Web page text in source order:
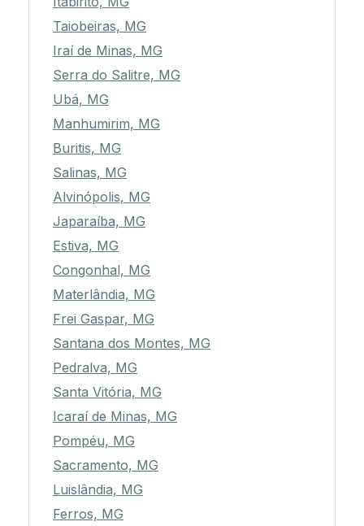
Taiobeiras, MG
Iraí de Minas, MG
Serra do Salitre, MG
Ubá, MG
Manhumirim, MG
Buritis, MG
Salinas, MG
Alvinópolis, MG
Japaraíba, MG
Estiva, MG
Congonhal, MG
Materlândia, MG
Frei Gaspar, MG
Santana dos Montes, MG
Pedralva, MG
Santa Vitória, MG
Icaraí de Minas, MG
Pompéu, MG
Sacramento, MG
Luislândia, MG
Ferros, MG